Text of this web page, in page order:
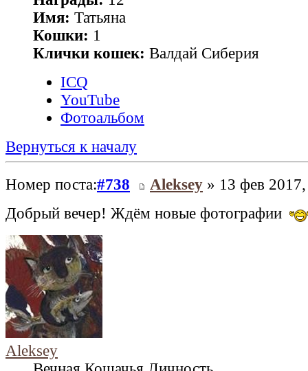
Имя: Татьяна
Кошки: 1
Клички кошек: Валдай Сиберия
ICQ
YouTube
Фотоальбом
Вернуться к началу
Номер поста:#738 Aleksey » 13 фев
Добрый вечер! Ждём новые фотографии
Aleksey